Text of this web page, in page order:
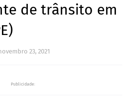
de trânsito em
23, 2021
Publicidade: